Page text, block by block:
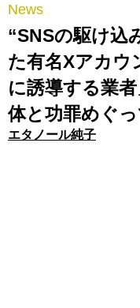
News
“SNSの駆け込
た有名Xアカウ
に誘導する業
体と功罪めぐ
エタノール純子